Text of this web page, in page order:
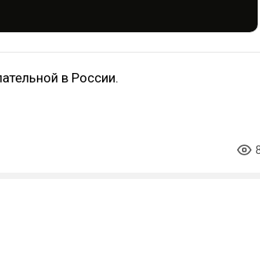
в России.